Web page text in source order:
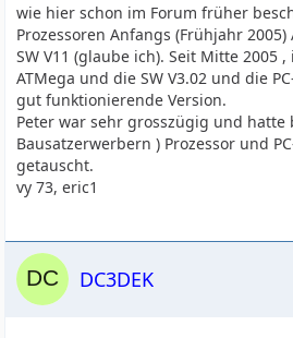
wie hier schon im Forum früher
Prozessoren Anfangs (Frühjahr 2005)
SW V11 (glaube ich). Seit Mitte 2005
ATMega und die SW V3.02 und die
gut funktionierende Version.
Peter war sehr grosszügig und
Bausatzerwerbern ) Prozessor und
getauscht.
vy 73, eric1
DC3DEK